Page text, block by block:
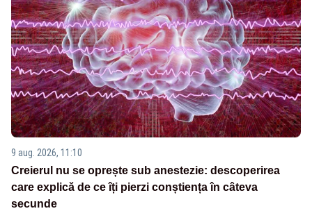
9 aug. 2026, 11:10
Creierul nu se oprește sub anestezie: descoperirea
care explică de ce îți pierzi conștiența în câteva
secunde